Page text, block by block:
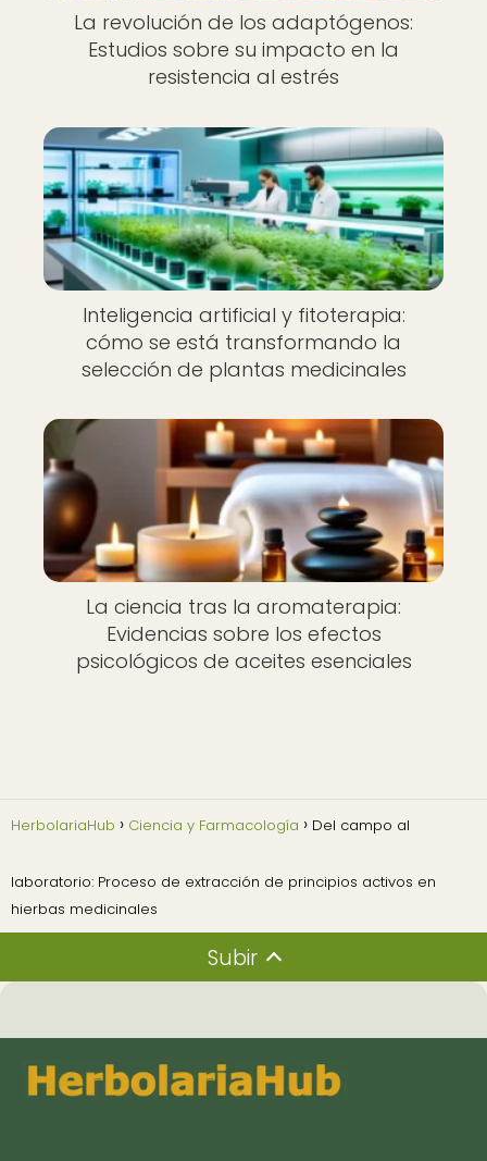
La revolución de los adaptógenos:
Estudios sobre su impacto en la
resistencia al estrés
Inteligencia artificial y fitoterapia:
cómo se está transformando la
selección de plantas medicinales
La ciencia tras la aromaterapia:
Evidencias sobre los efectos
psicológicos de aceites esenciales
HerbolariaHub Ciencia y Farmacología Del campo al
laboratorio: Proceso de extracción de principios activos en
hierbas medicinales
Subir